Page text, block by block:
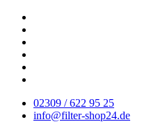
02309 / 622 95 25
info@filter-shop24.de